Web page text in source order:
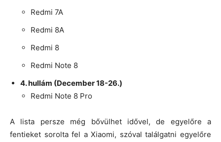
Redmi 7A
Redmi 8A
Redmi 8
Redmi Note 8
4. hullám (December 18-26.)
Redmi Note 8 Pro
A lista persze még bővülhet idővel, de egyelőre a
fentieket sorolta fel a Xiaomi, szóval találgatni egyelőre